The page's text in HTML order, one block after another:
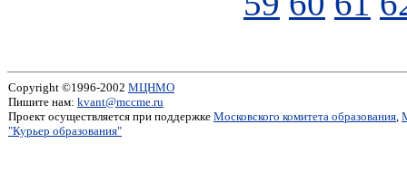
Copyright ©1996-2002 МЦНМО
Пишите нам: kvant@mccme.ru
Проект осуществляется при поддержке Московского комитета образования,
"Курьер образования"